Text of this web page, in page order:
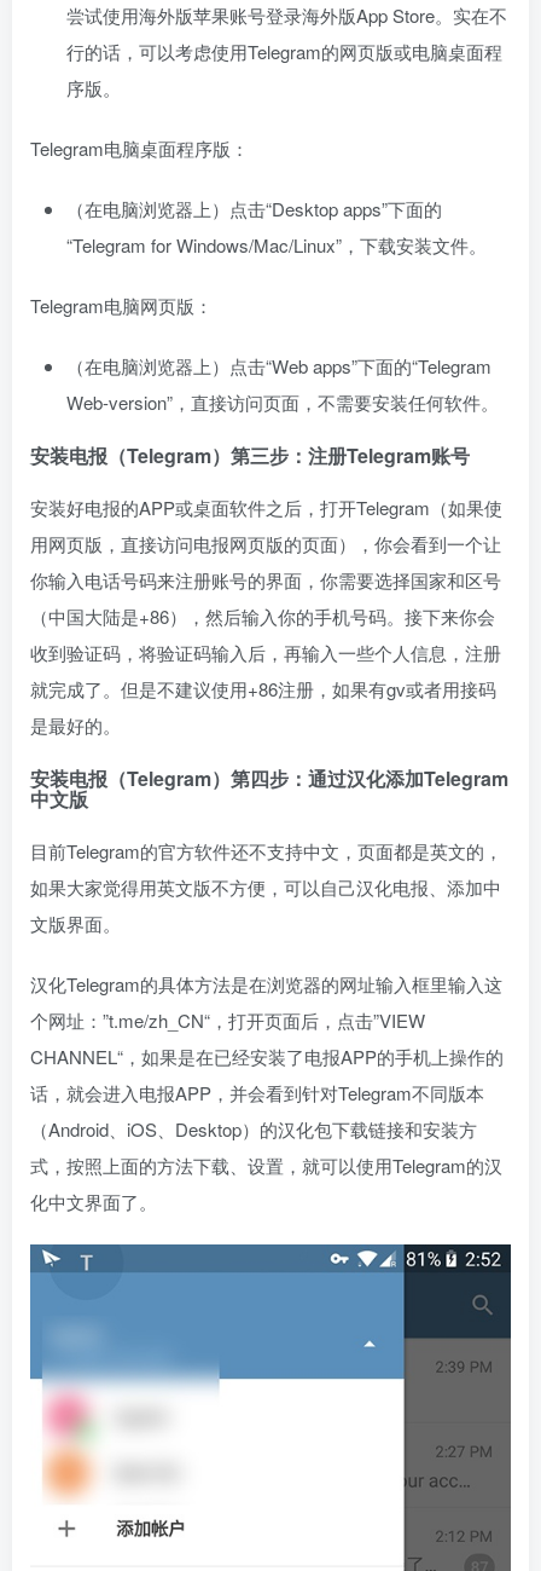
尝试使用海外版苹果账号登录海外版App Store。实在不
行的话，可以考虑使用Telegram的网页版或电脑桌面程
序版。
Telegram电脑桌面程序版：
（在电脑浏览器上）点击“Desktop apps”下面的
“Telegram for Windows/Mac/Linux”，下载安装文件。
Telegram电脑网页版：
（在电脑浏览器上）点击“Web apps”下面的“Telegram
Web-version”，直接访问页面，不需要安装任何软件。
安装电报（Telegram）第三步：注册Telegram账号
安装好电报的APP或桌面软件之后，打开Telegram（如果使
用网页版，直接访问电报网页版的页面），你会看到一个让
你输入电话号码来注册账号的界面，你需要选择国家和区号
（中国大陆是+86），然后输入你的手机号码。接下来你会
收到验证码，将验证码输入后，再输入一些个人信息，注册
就完成了。但是不建议使用+86注册，如果有gv或者用接码
是最好的。
安装电报（Telegram）第四步：通过汉化添加Telegram
中文版
目前Telegram的官方软件还不支持中文，页面都是英文的，
如果大家觉得用英文版不方便，可以自己汉化电报、添加中
文版界面。
汉化Telegram的具体方法是在浏览器的网址输入框里输入这
个网址：”t.me/zh_CN“，打开页面后，点击”VIEW
CHANNEL“，如果是在已经安装了电报APP的手机上操作的
话，就会进入电报APP，并会看到针对Telegram不同版本
（Android、iOS、Desktop）的汉化包下载链接和安装方
式，按照上面的方法下载、设置，就可以使用Telegram的汉
化中文界面了。